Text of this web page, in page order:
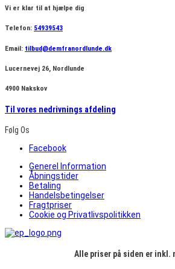
Vi er klar til at hjælpe dig
Telefon: 54939543
Email: tilbud@demfranordlunde.dk
Lucernevej 26, Nordlunde
4900 Nakskov
Til vores nedrivnings afdeling
Følg Os
Facebook
Generel Information
Åbningstider
Betaling
Handelsbetingelser
Fragtpriser
Cookie og Privatlivspolitikken
Alle priser på siden er inkl.